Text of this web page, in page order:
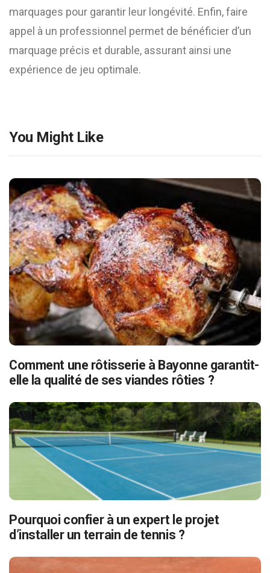
marquages pour garantir leur longévité. Enfin, faire
appel à un professionnel permet de bénéficier d’un
marquage précis et durable, assurant ainsi une
expérience de jeu optimale.
You Might Like
Comment une rôtisserie à Bayonne garantit-
elle la qualité de ses viandes rôties ?
Pourquoi confier à un expert le projet
d’installer un terrain de tennis ?